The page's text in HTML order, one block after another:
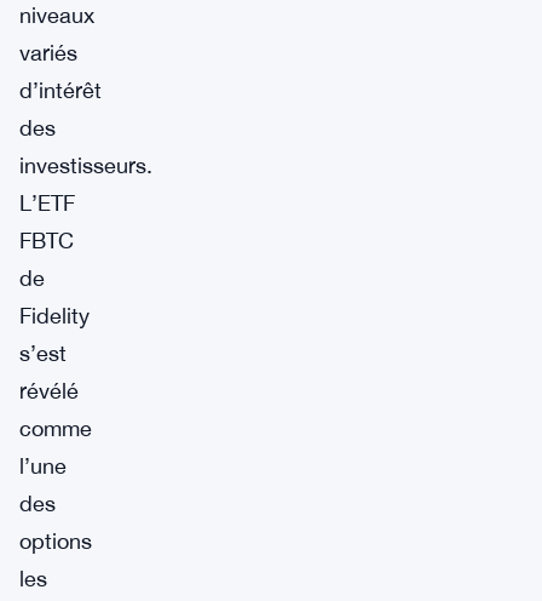
niveaux
variés
d’intérêt
des
investisseurs.
L’ETF
FBTC
de
Fidelity
s’est
révélé
comme
l’une
des
options
les